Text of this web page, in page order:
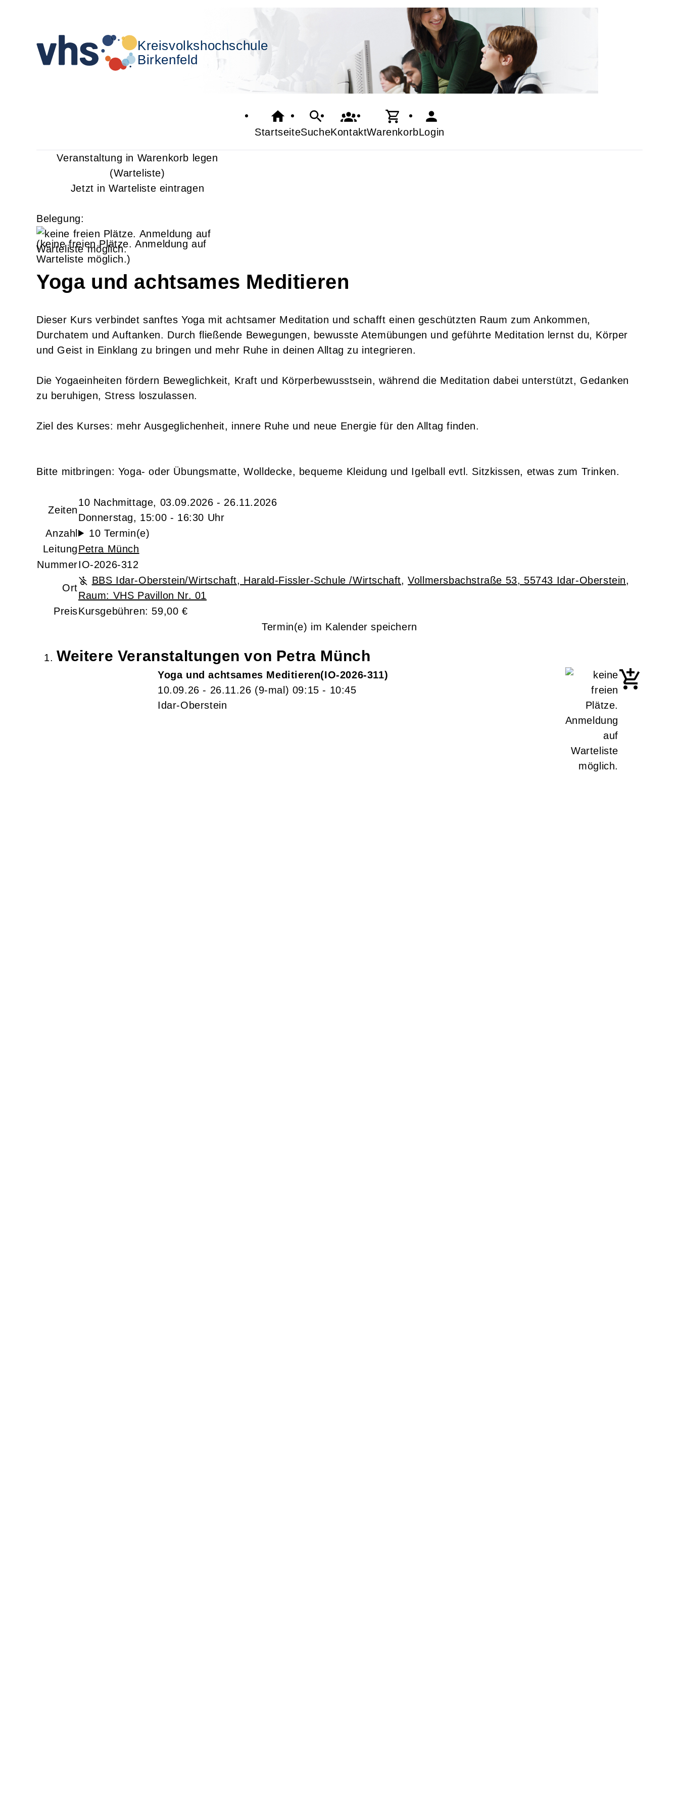
Kreisvolkshochschule
Birkenfeld
StartseiteSucheKontaktWarenkorbLogin
Yoga und achtsames Meditieren
Dieser Kurs verbindet sanftes Yoga mit achtsamer Meditation und schafft einen geschützten Raum zum Ankommen,
Durchatem und Auftanken. Durch fließende Bewegungen, bewusste Atemübungen und geführte Meditation lernst du, Körper
und Geist in Einklang zu bringen und mehr Ruhe in deinen Alltag zu integrieren.
Die Yogaeinheiten fördern Beweglichkeit, Kraft und Körperbewusstsein, während die Meditation dabei unterstützt, Gedanken
zu beruhigen, Stress loszulassen.
Ziel des Kurses: mehr Ausgeglichenheit, innere Ruhe und neue Energie für den Alltag finden.
Bitte mitbringen: Yoga- oder Übungsmatte, Wolldecke, bequeme Kleidung und Igelball evtl. Sitzkissen, etwas zum Trinken.
Zeiten
10 Nachmittage, 03.09.2026 - 26.11.2026
Donnerstag, 15:00 - 16:30 Uhr
Anzahl
10 Termin(e)
LeitungPetra Münch
NummerIO-2026-312
Ort
BBS Idar-Oberstein/Wirtschaft, Harald-Fissler-Schule /Wirtschaft,Vollmersbachstraße 53, 55743 Idar-Oberstein,
Raum: VHS Pavillon Nr. 01
PreisKursgebühren: 59,00 €
Veranstaltung in Warenkorb legen
(Warteliste)
Jetzt in Warteliste eintragen
Belegung:
(keine freien Plätze. Anmeldung auf
Warteliste möglich.)
Termin(e) im Kalender speichern
Weitere Veranstaltungen von Petra Münch
Yoga und achtsames Meditieren IO-2026-311
10.09.26 - 26.11.26 (9-mal) 09:15 - 10:45
Idar-Oberstein